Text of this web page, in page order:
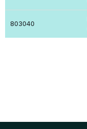
803040